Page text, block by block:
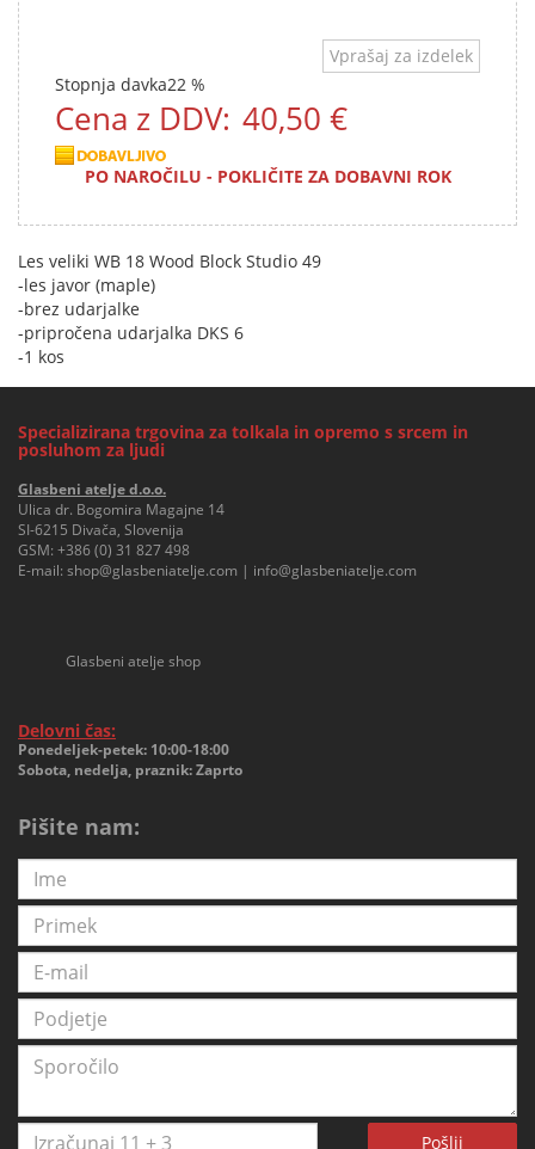
Vprašaj za izdelek
Stopnja davka22 %
Cena z DDV: 40,50 €
PO NAROČILU - POKLIČITE ZA DOBAVNI ROK
Les veliki WB 18 Wood Block Studio 49
-les javor (maple)
-brez udarjalke
-pripročena udarjalka DKS 6
-1 kos
Specializirana trgovina za tolkala in opremo s srcem in
posluhom za ljudi
Glasbeni atelje d.o.o.
Ulica dr. Bogomira Magajne 14
SI-6215 Divača, Slovenija
GSM: +386 (0) 31 827 498
E-mail: shop@glasbeniatelje.com | info@glasbeniatelje.com
Glasbeni atelje shop
Delovni čas:
Ponedeljek-petek: 10:00-18:00
Sobota, nedelja, praznik: Zaprto
Pišite nam:
Pošlji